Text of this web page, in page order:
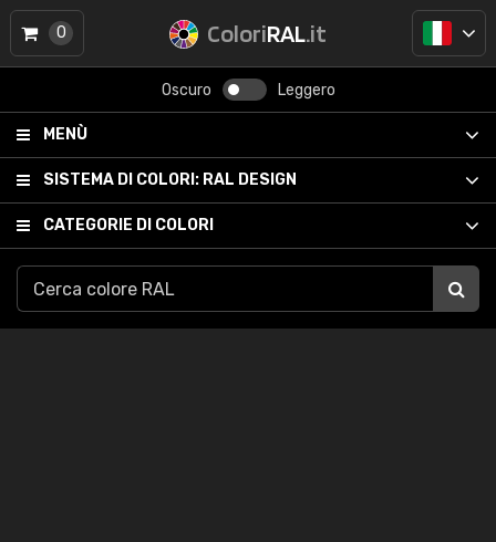
ColoriRAL.it
Oscuro Leggero
MENÙ
SISTEMA DI COLORI: RAL DESIGN
CATEGORIE DI COLORI
0